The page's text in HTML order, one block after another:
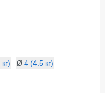
Ø 4 (4.5 кг)